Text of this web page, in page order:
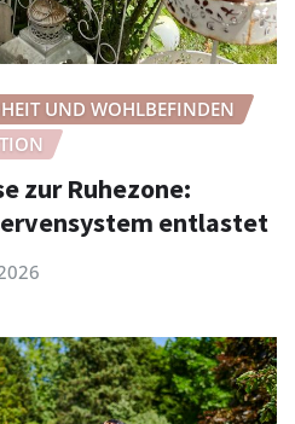
UND WOHLBEFINDEN
zur Ruhezone:
entlastet